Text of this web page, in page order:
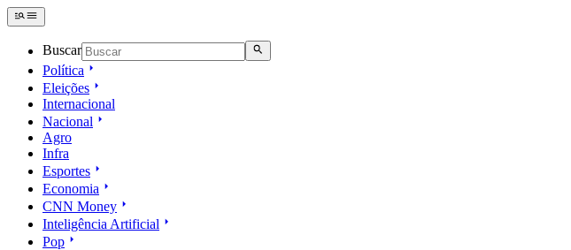
Buscar
Política
Eleições
Internacional
Nacional
Agro
Infra
Esportes
Economia
CNN Money
Inteligência Artificial
Pop